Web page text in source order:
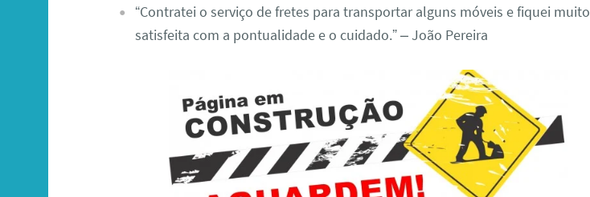
“Contratei o serviço de fretes para transportar alguns móveis e fiquei muito
satisfeita com a pontualidade e o cuidado.” – João Pereira